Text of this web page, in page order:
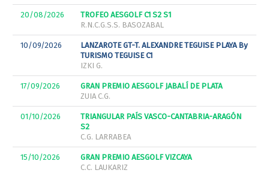
20/08/2026
TROFEO AESGOLF C1 S2 S1
R.N.C.G.S.S. BASOZABAL
10/09/2026
LANZAROTE GT-T. ALEXANDRE TEGUISE PLAYA By
TURISMO TEGUISE C1
IZKI G.
17/09/2026
GRAN PREMIO AESGOLF JABALÍ DE PLATA
ZUIA C.G.
01/10/2026
TRIANGULAR PAÍS VASCO-CANTABRIA-ARAGÓN
S2
C.G. LARRABEA
15/10/2026
GRAN PREMIO AESGOLF VIZCAYA
C.C. LAUKARIZ